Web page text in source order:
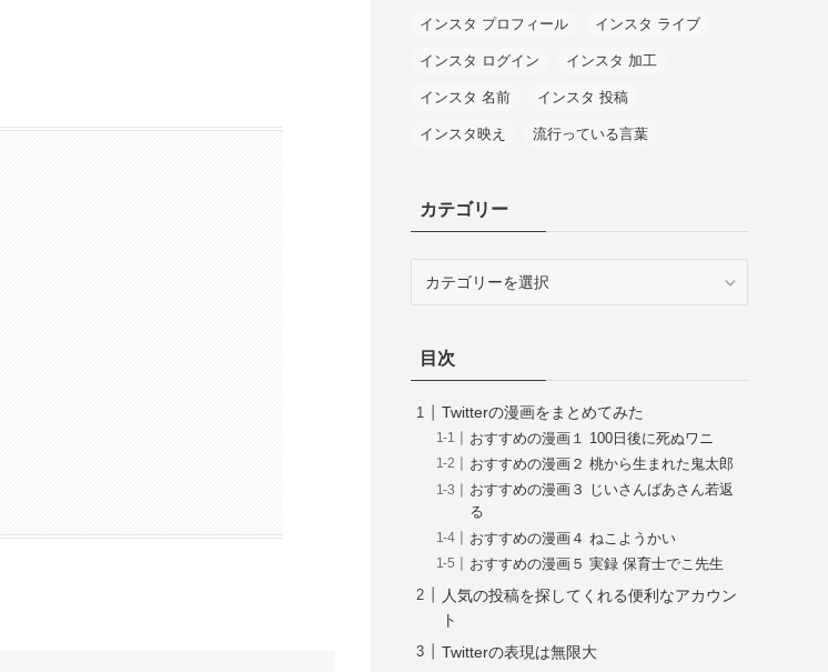
インスタ プロフィール インスタ ライブ
インスタ ログイン インスタ 加工
インスタ 名前 インスタ 投稿
インスタ映え 流行っている言葉
カテゴリー
ー目次
Twitterの漫画をまとめてみた
おすすめの漫画１ 100日後に死ぬワニ
おすすめの漫画２ 桃から生まれた鬼太郎
おすすめの漫画３ じいさんばあさん若返
る
おすすめの漫画４ ねこようかい
おすすめの漫画５ 実録 保育士でこ先生
人気の投稿を探してくれる便利なアカウン
ト
Twitterの表現は無限大